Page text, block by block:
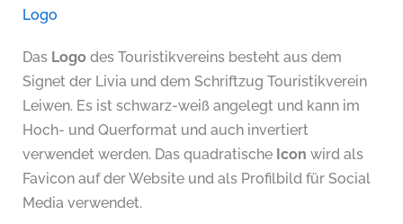
Logo
Das Logo des Touristikvereins besteht aus dem
Signet der Livia und dem Schriftzug Touristikverein
Leiwen. Es ist schwarz-weiß angelegt und kann im
Hoch- und Querformat und auch invertiert
verwendet werden. Das quadratische Icon wird als
Favicon auf der Website und als Profilbild für Social
Media verwendet.